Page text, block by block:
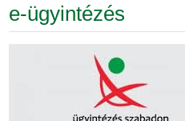
e-ügyintézés